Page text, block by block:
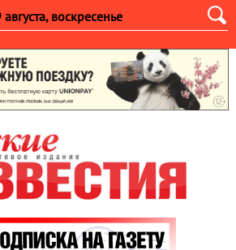
воскресенье